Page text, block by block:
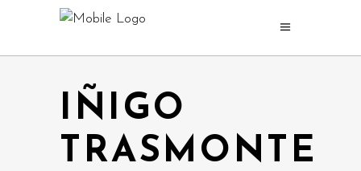
IÑIGO
TRASMONTE